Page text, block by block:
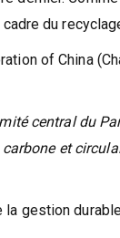
du
of China
central du
et
la gestion